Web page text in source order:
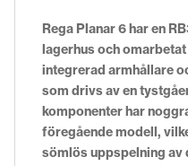
Rega Planar 6 har en
lagerhus och
integrerad armhållare
som drivs av en
komponenter har
föregående modell,
sömlös uppspelning av